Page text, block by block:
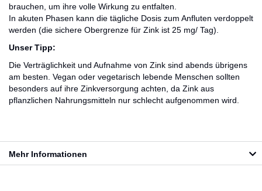
brauchen, um ihre volle Wirkung zu entfalten.
In akuten Phasen kann die tägliche Dosis zum Anfluten verdoppelt
werden (die sichere Obergrenze für Zink ist 25 mg/ Tag).
Unser Tipp:
Die Verträglichkeit und Aufnahme von Zink sind abends übrigens
am besten. Vegan oder vegetarisch lebende Menschen sollten
besonders auf ihre Zinkversorgung achten, da Zink aus
pflanzlichen Nahrungsmitteln nur schlecht aufgenommen wird.
Mehr Informationen